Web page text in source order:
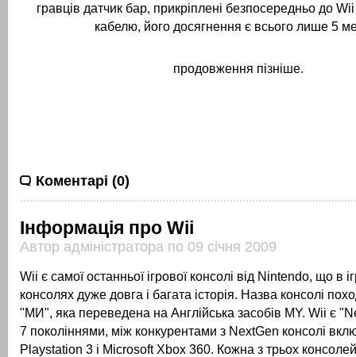
гравців датчик бар, прикріплені безпосередньо до
кабелю, його досягнення є всього лише 5
продовження пізніше.
Коментарі (0)
Інформація про Wii
Автор адміністратора по 09 січня 2009
Wii є самої останньої ігрової консолі від Nintendo, що в
консолях дуже довга і багата історія. Назва консолі
"МИ", яка переведена на Англійська засобів MY. Wii є
7 поколіннями, між конкурентами з NextGen консолі
Playstation 3 і Microsoft Xbox 360. Кожна з трьох